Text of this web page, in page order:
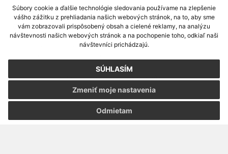
Súbory cookie a ďalšie technológie sledovania používame na zlepšenie
vášho zážitku z prehliadania našich webových stránok, na to, aby sme
vám zobrazovali prispôsobený obsah a cielené reklamy, na analýzu
návštevnosti našich webových stránok a na pochopenie toho, odkiaľ naši
návštevníci prichádzajú.
SÚHLASÍM
Odmietam
Zmeniť moje nastavenia
využite možnosť získavania aktuálnych informácií s využitím RSS
CMS systém (redakčný) systém ECHELON 2,Mapa stránok,web portál
webex.digital, s.r.o.,domény,registrácia domény
Posledná aktualizácia:02.08.2026
Vytlačiť stránku|Vyhlásenie o prístupnosti